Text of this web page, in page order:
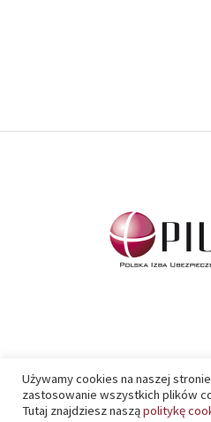
PIU 2020 © All right
Używamy cookies na naszej
zastosowanie wszystkich plików
Tutaj znajdziesz nasząpolitykę